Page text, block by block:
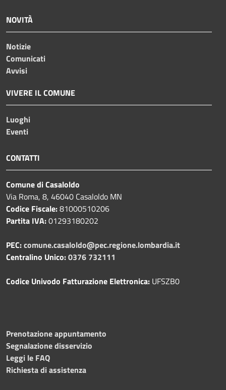
NOVITÀ
Notizie
Comunicati
Avvisi
VIVERE IL COMUNE
Luoghi
Eventi
CONTATTI
Comune di Casaloldo
Via Roma, 8, 46040 Casaloldo MN
Codice Fiscale:81000510206
Partita IVA:01293180202
PEC:comune.casaloldo@pec.regione.lombardia.it
Centralino Unico:0376 732111
Codice Univodo Fatturazione Elettronica: UFSZB0
Prenotazione appuntamento
Segnalazione disservizio
Leggi le FAQ
Richiesta di assistenza